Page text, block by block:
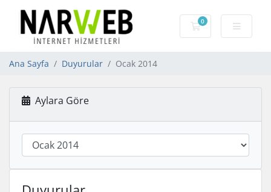
0
Sepet
Ana Sayfa Duyurular Ocak 2014
Aylara Göre